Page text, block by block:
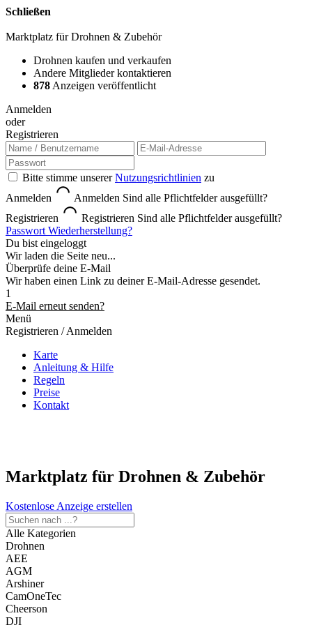
Schließen
Marktplatz für Drohnen & Zubehör
Drohnen kaufen und verkaufen
Andere Mitglieder kontaktieren
878 Anzeigen veröffentlicht
Anmelden
oder
Registrieren
Bitte stimme unsererNutzungsrichtlinien zu
Anmelden
Anmelden Sind alle Pflichtfelder ausgefüllt?
Registrieren
Registrieren Sind alle Pflichtfelder ausgefüllt?
Passwort Wiederherstellung?
Du bist eingeloggt
Wir laden die Seite neu...
Überprüfe deine E-Mail
Wir haben einen Link zu deiner E-Mail-Adresse gesendet.
1
E-Mail erneut senden?
Menü
Registrieren / Anmelden
Karte
Anleitung & Hilfe
Regeln
Preise
Kontakt
Marktplatz für Drohnen & Zubehör
Kostenlose Anzeige erstellen
Alle Kategorien
Drohnen
AEE
AGM
Arshiner
CamOneTec
Cheerson
DJI